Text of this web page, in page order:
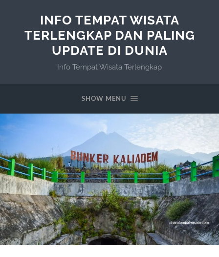
INFO TEMPAT WISATA
TERLENGKAP DAN PALING
UPDATE DI DUNIA
Info Tempat Wisata Terlengkap
SHOW MENU